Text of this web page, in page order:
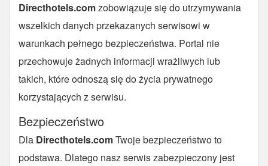
Directhotels.comzobowiązuje się do utrzymywania
wszelkich danych przekazanych serwisowi w
warunkach pełnego bezpieczeństwa. Portal nie
przechowuje żadnych informacji wrażliwych lub
takich, które odnoszą się do życia prywatnego
korzystających z serwisu.
Bezpieczeństwo
Dla Directhotels.comTwoje bezpieczeństwo to
podstawa. Dlatego nasz serwis zabezpieczony jest